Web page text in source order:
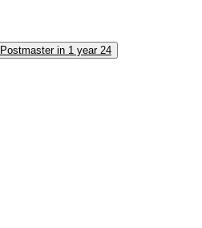
Postmaster in 1 year 24